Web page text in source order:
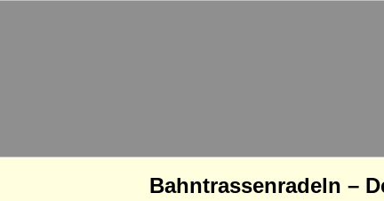
Bahntrassenradeln –